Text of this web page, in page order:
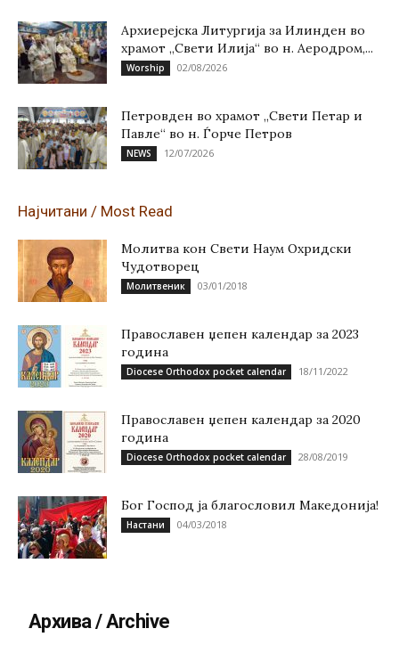
Архиерејска Литургија за Илинден во
храмот „Свети Илија“ во н. Аеродром,...
Worship 02/08/2026
Петровден во храмот „Свети Петар и
Павле“ во н. Ѓорче Петров
NEWS 12/07/2026
Најчитани / Most Read
Молитва кон Свети Наум Охридски
Чудотворец
Молитвеник 03/01/2018
Православен џепен календар за 2023
година
Diocese Orthodox pocket calendar 18/11/2022
Православен џепен календар за 2020
година
Diocese Orthodox pocket calendar 28/08/2019
Бог Господ ја благословил Македонија!
Настани 04/03/2018
Архива / Archive